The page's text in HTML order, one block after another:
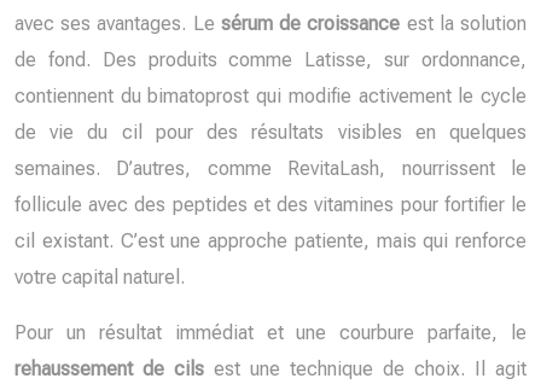
avec ses avantages. Le sérum de croissance est la solution
de fond. Des produits comme Latisse, sur ordonnance,
contiennent du bimatoprost qui modifie activement le cycle
de vie du cil pour des résultats visibles en quelques
semaines. D’autres, comme RevitaLash, nourrissent le
follicule avec des peptides et des vitamines pour fortifier le
cil existant. C’est une approche patiente, mais qui renforce
votre capital naturel.
Pour un résultat immédiat et une courbure parfaite, le
rehaussement de cils est une technique de choix. Il agit